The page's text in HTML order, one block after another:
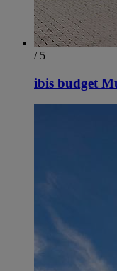
/ 5
ibis budget